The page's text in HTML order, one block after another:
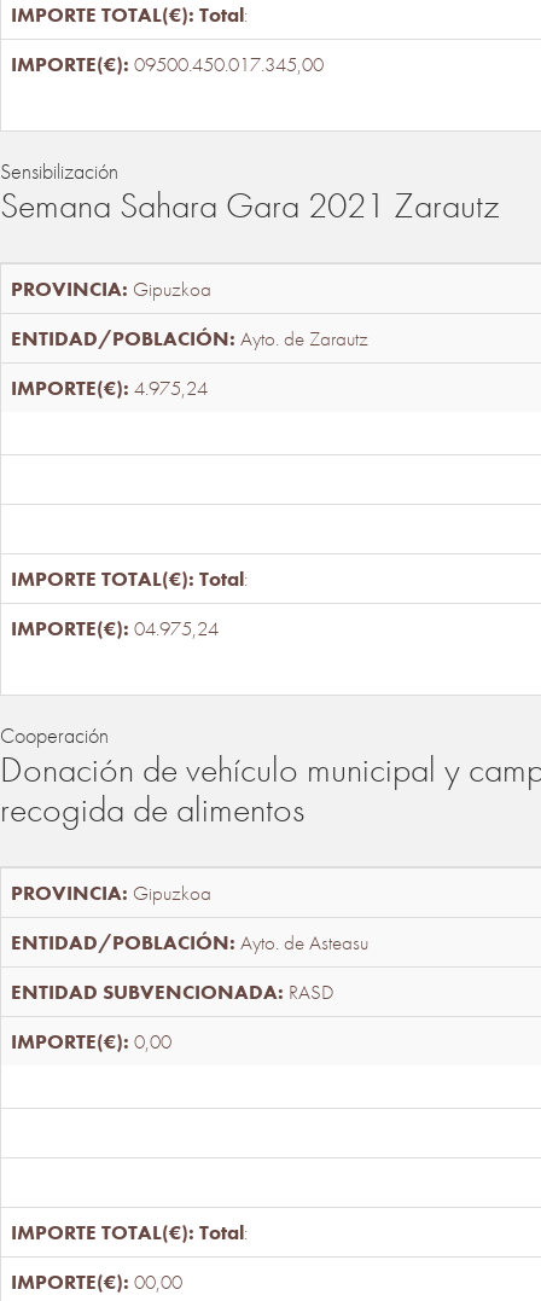
Total:
09500.450.017.345,00
Sensibilización
Semana Sahara Gara 2021 Zarautz
Gipuzkoa
Ayto. de Zarautz
4.975,24
Total:
04.975,24
Cooperación
Donación de vehículo municipal y
recogida de alimentos
Gipuzkoa
Ayto. de Asteasu
RASD
0,00
Total:
00,00